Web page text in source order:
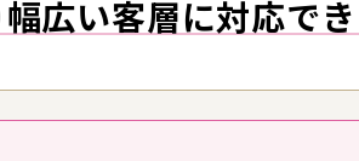
広い客層に対応でき